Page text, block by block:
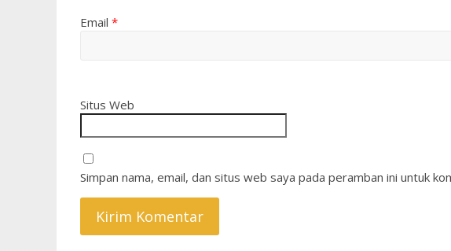
Email *
Situs Web
Simpan nama, email, dan situs web saya pada peramban ini untuk